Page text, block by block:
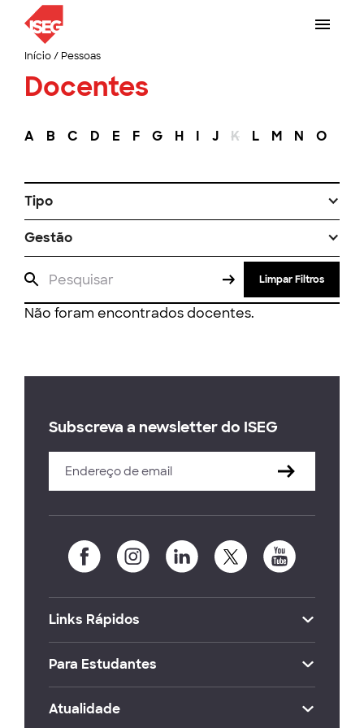
Início/ Pessoas
Docentes
A B C D E F G H I J K L M N O
Tipo
Gestão
Limpar Filtros
Não foram encontrados docentes.
Subscreva a newsletter do ISEG
Links Rápidos
Para Estudantes
Atualidade